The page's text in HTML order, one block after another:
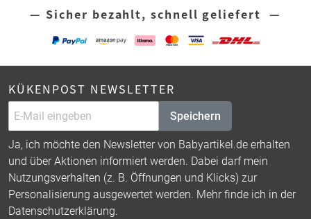
— Sicher bezahlt, schnell geliefert —
KÜKENPOST NEWSLETTER
Speichern
Ja, ich möchte den Newsletter von Babyartikel.de erhalten
und über Aktionen informiert werden. Dabei darf mein
Nutzungsverhalten (z. B. Öffnungen und Klicks) zur
Personalisierung ausgewertet werden. Mehr finde ich in der
Datenschutzerklärung.